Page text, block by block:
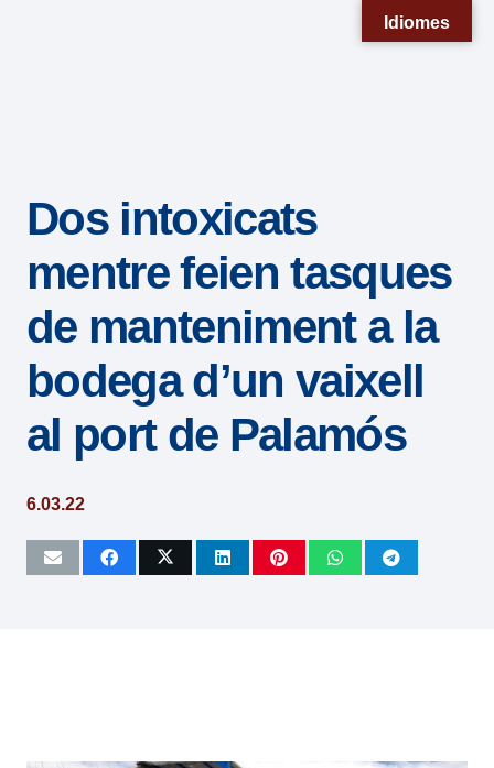
sistema
accesibilidad.
Dos intoxicats
mentre feien tasques
de manteniment a la
bodega d’un vaixell
al port de Palamós
6.03.22
Idiomes